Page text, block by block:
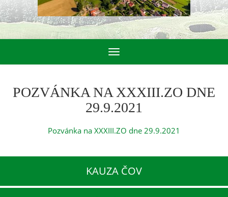
Toggle
navigation
POZVÁNKA NA XXXIII.ZO DNE
29.9.2021
Pozvánka na XXXIII.ZO dne 29.9.2021
KAUZA ČOV